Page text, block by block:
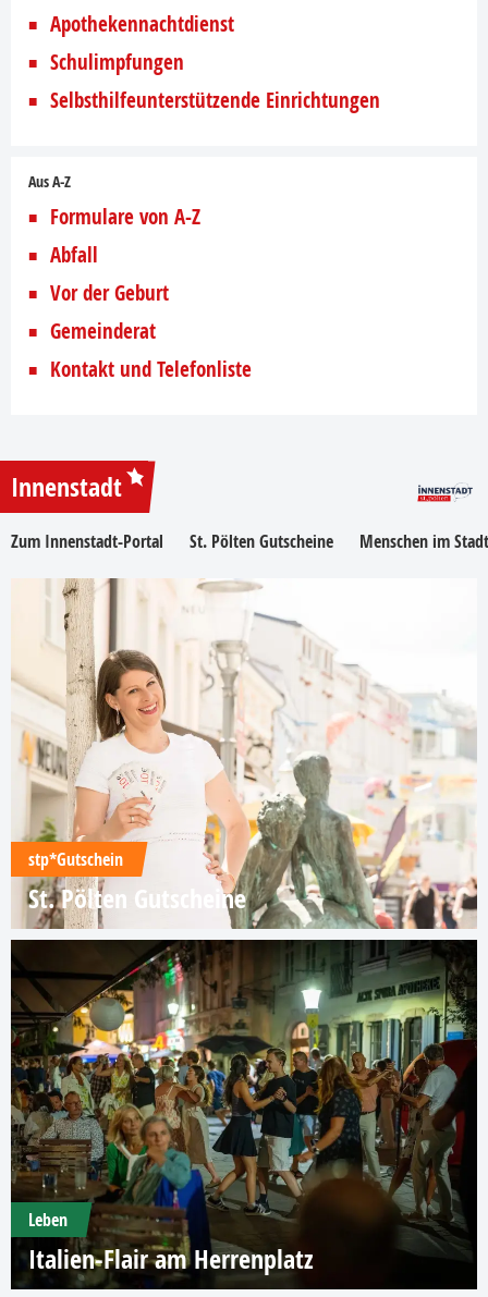
Apothekennachtdienst
Schulimpfungen
Selbsthilfeunterstützende Einrichtungen
Aus A-Z
Formulare von A-Z
Abfall
Vor der Geburt
Gemeinderat
Kontakt und Telefonliste
Innenstadt
Zum Innenstadt-Portal St. Pölten Gutscheine Menschen im
stp*Gutschein
St. Pölten Gutscheine
Leben
Italien-Flair am Herrenplatz